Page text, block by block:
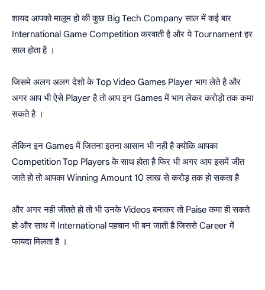
शायद आपको मालूम हो की कुछ Big Tech Company साल में कई बार
International Game Competition करवाती है और ये Tournament हर
साल होता है ।
जिसमे अलग अलग देशो के Top Video Games Player भाग लेते है और
अगर आप भी ऐसे Player है तो आप इन Games में भाग लेकर करोड़ो तक कमा
सकते है ।
लेकिन इन Games में जितना इतना आसान भी नही है क्योकि आपका
Competition Top Players के साथ होता है फिर भी अगर आप इसमें जीत
जाते हो तो आपका Winning Amount 10 लाख से करोड़ तक हो सकता है
और अगर नही जीतते हो तो भी उनके Videos बनाकर तो Paise कमा ही सकते
हो और साथ में International पहचान भी बन जाती है जिससे Career में
फायदा मिलता है ।